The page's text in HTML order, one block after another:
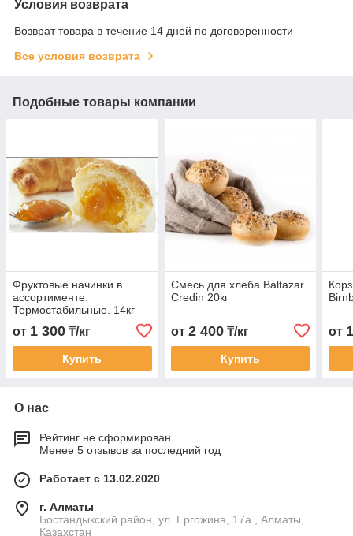
Условия возврата
Возврат товара в течение 14 дней по договоренности
Все условия возврата
Подобные товары компании
Фруктовые начинки в
ассортименте.
Термостабильные. 14кг
от 1 300 ₸/кг
Купить
Смесь для хлеба Baltazar
Credin 20кг
от 2 400₸/кг
Купить
от
О нас
Рейтинг не сформирован
Менее 5 отзывов за последний год
Работает с 13.02.2020
г. Алматы
Бостандыкский район, ул. Ергожина, 17а , Алматы,
Казахстан